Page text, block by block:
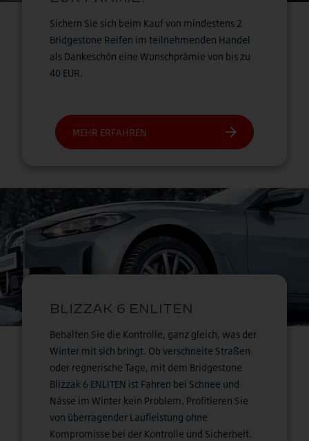
Sichern Sie sich beim Kauf von mindestens 2
Bridgestone Reifen im teilnehmenden Handel
als Dankeschön eine Wunschprämie von bis zu
40 EUR.
Behalten Sie die Kontrolle, ganz gleich, was der
Winter mit sich bringt. Ob verschneite Straßen
oder regnerische Tage, mit dem Bridgestone
Blizzak 6 ENLITEN ist Fahren bei Schnee und
Nässe im Winter kein Problem. Profitieren Sie
von überragender Laufleistung ohne
Kompromisse bei der Kontrolle und Sicherheit.